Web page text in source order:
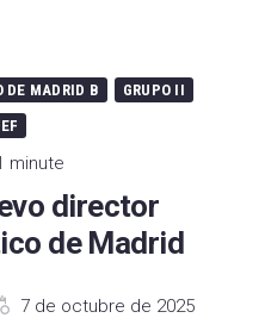
DE MADRID B
GRUPO II
minute
director
de Madrid
7 de octubre de 2025